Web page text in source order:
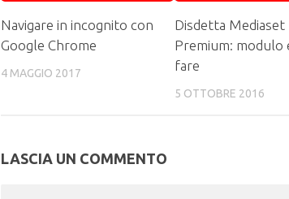
Navigare in incognito con
Google Chrome
4 MAGGIO 2017
Disdetta Mediaset
Premium: modulo
fare
5 OTTOBRE 2016
LASCIA UN COMMENTO